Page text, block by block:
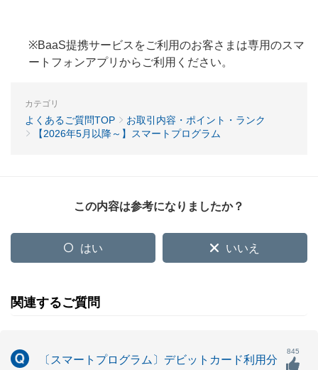
※BaaS提携サービスをご利用のお客さまは専用のスマ
ートフォンアプリからご利用ください。
カテゴリ
よくあるご質問TOP
お取引内容・ポイント・ランク
【2026年5月以降～】スマートプログラム
この内容は参考になりましたか？
はい いいえ
関連するご質問
〔スマートプログラム〕デビットカード利用分
845